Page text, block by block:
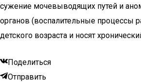
сужение мочевыводящих путей и
органов (воспалительные процессы
детского возраста и носят
Поделиться
Отправить